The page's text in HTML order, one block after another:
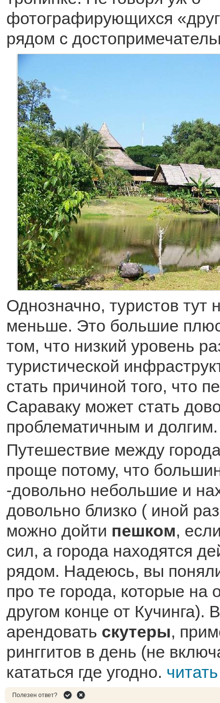
фотографирующихся
рядом с
Однозначно, туристов тут
меньше. Это большие
том, что низкий уровень
туристической
стать причиной того, что
Сараваку может стать
проблематичным и долгим.
Путешествие между
проще потому, что
-довольно небольшие и
довольно близко ( иной
можно дойти пешком,
сил, а города находятся
рядом. Надеюсь, вы
про те города, которые на
другом конце от Кучинга).
арендовать скутеры,
ринггитов в день (не
кататься где угодно.
Полезен ответ?